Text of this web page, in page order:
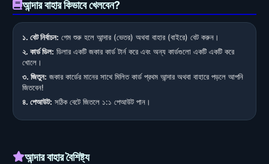
আন্দার বাহার কিভাবে খেলবেন?
১. বেট নির্বাচন: গেম শুরু হলে আন্দার (ভেতর) অথবা বাহার (বাইরে) বেট করুন।
২. কার্ড ডিল: ডিলার একটি জকার কার্ড টার্ন করে এবং অন্য কার্ডগুলো একটি একটি করে
খোলে।
৩. জিতুন: জকার কার্ডের মানের সাথে মিলিত কার্ড প্রথম আন্দার অথবা বাহারে পড়লে আপনি
জিতবেন!
৪. পেআউট: সঠিক বেটে জিতলে ১:১ পেআউট পান।
আন্দার বাহার বৈশিষ্ট্য